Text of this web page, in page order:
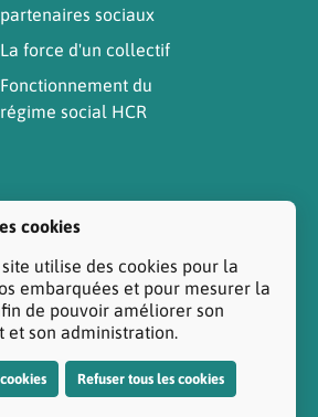
cookies
utilise des cookies pour la
embarquées et pour mesurer la
de pouvoir améliorer son
et son administration.
Refuser tous les cookies
partenaires sociaux
La force d'un collectif
Fonctionnement du
régime social HCR
Santé